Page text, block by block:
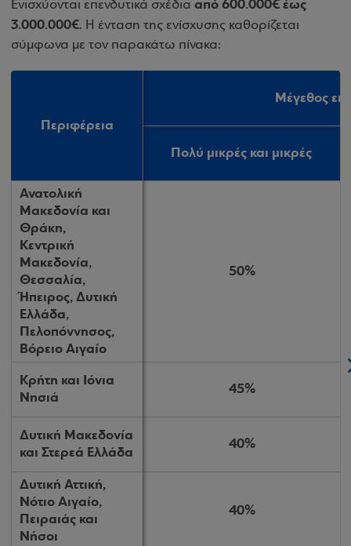
Ενισχύονται επενδυτικά σχέδια από 600.000€έως
3.000.000€. Η ένταση της ενίσχυσης καθορίζεται
σύμφωνα με τον παρακάτω πίνακα:
Περιφέρεια
Μέγεθος
Πολύ μικρές και μικρές
Ανατολική
Μακεδονία και
Θράκη,
Κεντρική
Μακεδονία,
Θεσσαλία,
Ήπειρος, Δυτική
Ελλάδα,
Πελοπόννησος,
Βόρειο Αιγαίο
50%
Κρήτη και Ιόνια
Νησιά
45%
Δυτική Μακεδονία
και Στερεά Ελλάδα
40%
Δυτική Αττική,
Νότιο Αιγαίο,
Πειραιάς και
Νήσοι
40%
Περιφέρεια
Μέγεθος
Πολύ μικρές και μικρές
Ανατολική
Μακεδονία και
Θράκη,
Κεντρική
Μακεδονία,
Θεσσαλία,
Ήπειρος, Δυτική
Ελλάδα,
Πελοπόννησος,
Βόρειο Αιγαίο
50%
Κρήτη και Ιόνια
Νησιά
45%
Δυτική Μακεδονία
και Στερεά Ελλάδα
40%
Δυτική Αττική,
Νότιο Αιγαίο,
Πειραιάς και
Νήσοι
40%